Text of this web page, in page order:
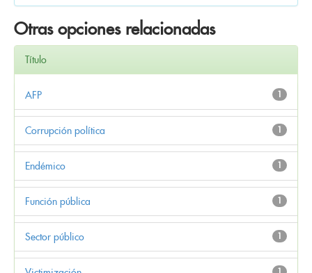
Otras opciones relacionadas
Título
1
AFP
1
Corrupción política
1
Endémico
1
Función pública
1
Sector público